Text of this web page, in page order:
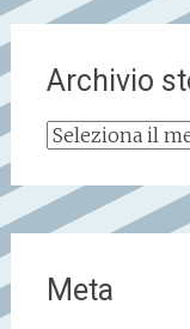
Archivio
Archivio
Meta